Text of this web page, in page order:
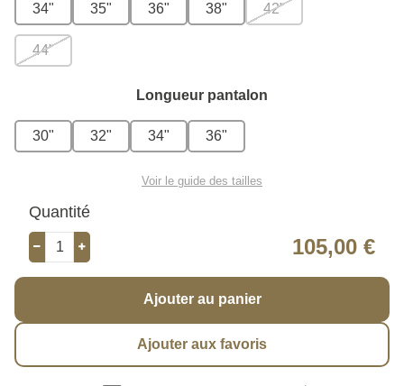
34" 35" 36" 38" 42"
44"
Longueur pantalon
30" 32" 34" 36"
Voir le guide des tailles
Quantité
105,00 €
Ajouter au panier
Ajouter aux favoris